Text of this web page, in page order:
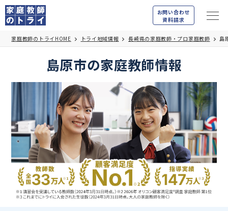
お問い合わせ
資料請求
家庭教師のトライHOME トライ地域情報 長崎県の家庭教師・プロ家庭教師 島
島原市の家庭教師情報